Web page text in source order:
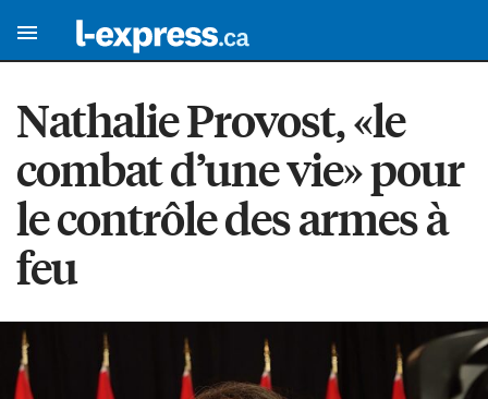
Nathalie Provost, «le
combat d’une vie» pour
le contrôle des armes à
feu